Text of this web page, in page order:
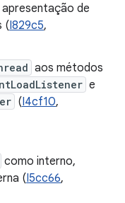
apresentação de
(I829c5,
aos métodos
e
(I4cf10,
como interno,
(I5cc66,